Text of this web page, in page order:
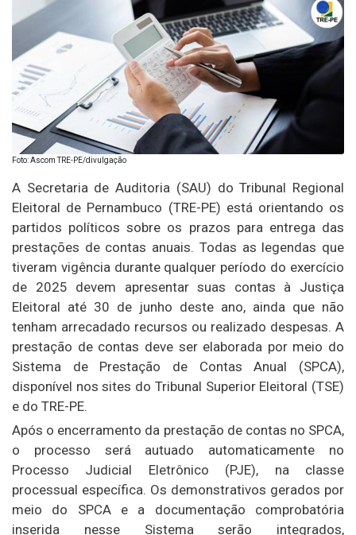
Foto: Ascom TRE-PE/divulgação
A Secretaria de Auditoria (SAU) do Tribunal Regional
Eleitoral de Pernambuco (TRE-PE) está orientando os
partidos políticos sobre os prazos para entrega das
prestações de contas anuais. Todas as legendas que
tiveram vigência durante qualquer período do exercício
de 2025 devem apresentar suas contas à Justiça
Eleitoral até 30 de junho deste ano, ainda que não
tenham arrecadado recursos ou realizado despesas. A
prestação de contas deve ser elaborada por meio do
Sistema de Prestação de Contas Anual (SPCA),
disponível nos sites do Tribunal Superior Eleitoral (TSE)
e do TRE-PE.
Após o encerramento da prestação de contas no SPCA,
o processo será autuado automaticamente no
Processo Judicial Eletrônico (PJE), na classe
processual específica. Os demonstrativos gerados por
meio do SPCA e a documentação comprobatória
inserida nesse Sistema serão integrados,